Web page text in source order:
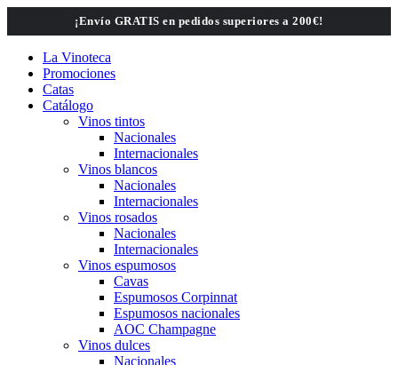
¡Envío GRATIS en pedidos superiores a 200€!
La Vinoteca
Promociones
Catas
Catálogo
Vinos tintos
Nacionales
Internacionales
Vinos blancos
Nacionales
Internacionales
Vinos rosados
Nacionales
Internacionales
Vinos espumosos
Cavas
Espumosos Corpinnat
Espumosos nacionales
AOC Champagne
Vinos dulces
Nacionales